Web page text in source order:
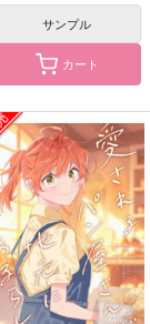
サンプル
カート